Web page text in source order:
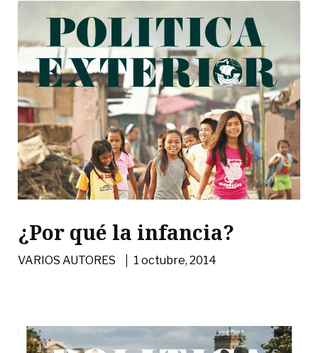
¿Por qué la infancia?
VARIOS AUTORES | 1 octubre, 2014